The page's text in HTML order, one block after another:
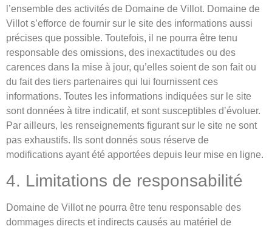
l’ensemble des activités de Domaine de Villot. Domaine de
Villot s’efforce de fournir sur le site des informations aussi
précises que possible. Toutefois, il ne pourra être tenu
responsable des omissions, des inexactitudes ou des
carences dans la mise à jour, qu’elles soient de son fait ou
du fait des tiers partenaires qui lui fournissent ces
informations. Toutes les informations indiquées sur le site
sont données à titre indicatif, et sont susceptibles d’évoluer.
Par ailleurs, les renseignements figurant sur le site ne sont
pas exhaustifs. Ils sont donnés sous réserve de
modifications ayant été apportées depuis leur mise en ligne.
4. Limitations de responsabilité
Domaine de Villot ne pourra être tenu responsable des
dommages directs et indirects causés au matériel de